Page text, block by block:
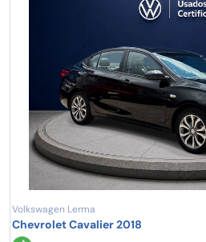
Volkswagen Lerma
Chevrolet Cavalier 2018